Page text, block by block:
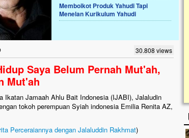
Memboikot Produk Yahudi Tapi
Menelan Kurikulum Yahudi
30.808 views
Saya Belum Pernah Mut'ah,
Mut'ah
Ikatan Jamaah Ahlu Bait Indonesia (IJABI), Jalaludin
tokoh perempuan Syiah indonesia Emilia Renita AZ,
Perceraiannya dengan Jalaluddin Rakhmat)
Lima Tahun Mangkrak, Masjid di
Nasib masjid di Kampung Cilumbu ini sungguh
mengenaskan. Lima tahun mangkrak, kini nyaris
tak berbentuk masjid, dipenuhi rumput liar,
hujan....